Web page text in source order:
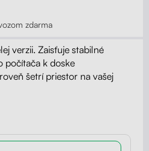
a zásuvky
zdarma
verzii. Zaisťuje stabilné
počítača k doske
šetrí priestor na vašej